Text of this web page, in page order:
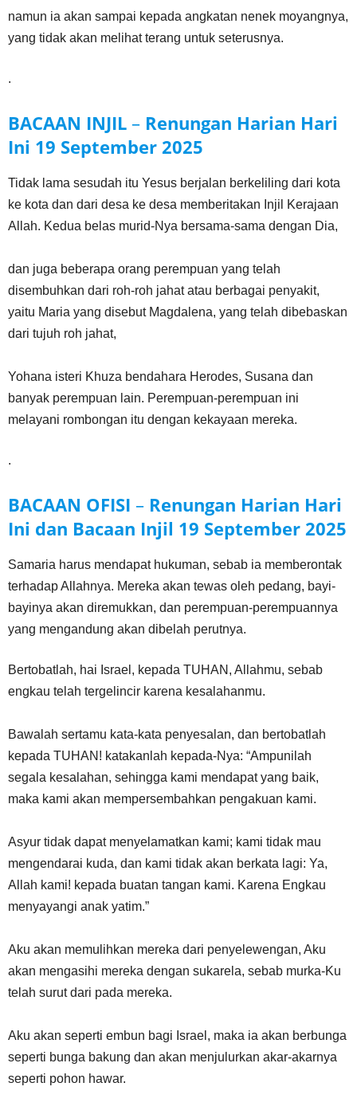
namun ia akan sampai kepada angkatan nenek moyangnya,
yang tidak akan melihat terang untuk seterusnya.
.
BACAAN INJIL – Renungan Harian Hari
Ini 19 September 2025
Tidak lama sesudah itu Yesus berjalan berkeliling dari kota
ke kota dan dari desa ke desa memberitakan Injil Kerajaan
Allah. Kedua belas murid-Nya bersama-sama dengan Dia,
dan juga beberapa orang perempuan yang telah
disembuhkan dari roh-roh jahat atau berbagai penyakit,
yaitu Maria yang disebut Magdalena, yang telah dibebaskan
dari tujuh roh jahat,
Yohana isteri Khuza bendahara Herodes, Susana dan
banyak perempuan lain. Perempuan-perempuan ini
melayani rombongan itu dengan kekayaan mereka.
.
BACAAN OFISI – Renungan Harian Hari
Ini dan Bacaan Injil 19 September 2025
Samaria harus mendapat hukuman, sebab ia memberontak
terhadap Allahnya. Mereka akan tewas oleh pedang, bayi-
bayinya akan diremukkan, dan perempuan-perempuannya
yang mengandung akan dibelah perutnya.
Bertobatlah, hai Israel, kepada TUHAN, Allahmu, sebab
engkau telah tergelincir karena kesalahanmu.
Bawalah sertamu kata-kata penyesalan, dan bertobatlah
kepada TUHAN! katakanlah kepada-Nya: “Ampunilah
segala kesalahan, sehingga kami mendapat yang baik,
maka kami akan mempersembahkan pengakuan kami.
Asyur tidak dapat menyelamatkan kami; kami tidak mau
mengendarai kuda, dan kami tidak akan berkata lagi: Ya,
Allah kami! kepada buatan tangan kami. Karena Engkau
menyayangi anak yatim.”
Aku akan memulihkan mereka dari penyelewengan, Aku
akan mengasihi mereka dengan sukarela, sebab murka-Ku
telah surut dari pada mereka.
Aku akan seperti embun bagi Israel, maka ia akan berbunga
seperti bunga bakung dan akan menjulurkan akar-akarnya
seperti pohon hawar.